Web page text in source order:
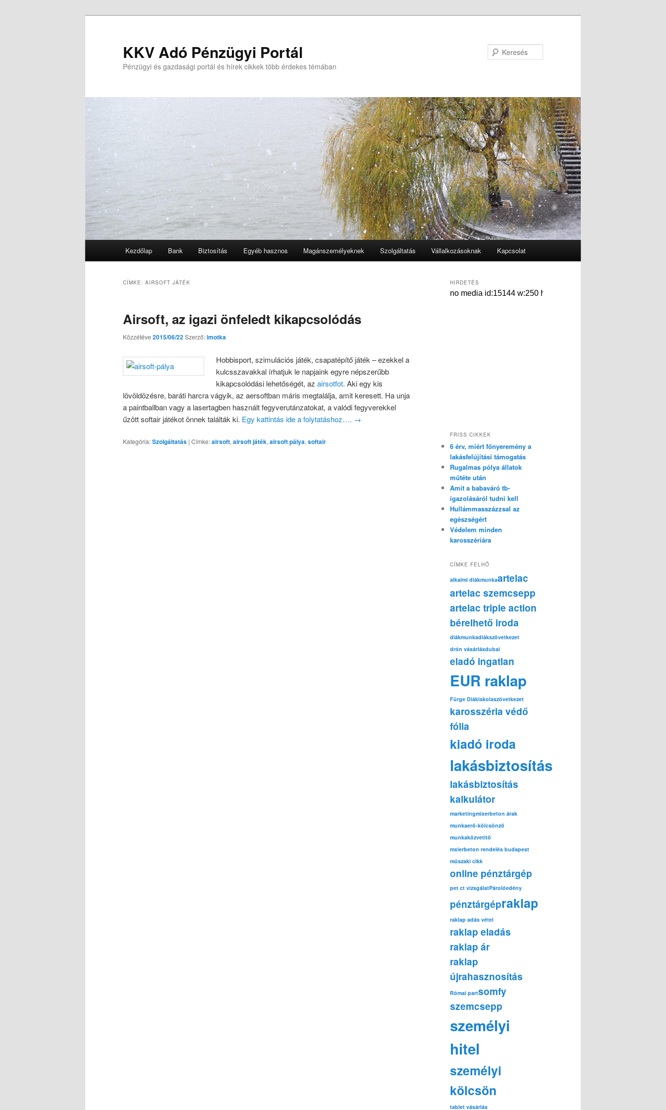
KKV Adó Pénzügyi Portál
Pénzügyi és gazdasági portál és hírek cikkek több érdekes témában
Kezdőlap Bank Biztosítás Egyéb hasznos Magánszemélyeknek Szolgáltatás Vállalkozásoknak Kapcsolat
CÍMKE: AIRSOFT JÁTÉK
Airsoft, az igazi önfeledt kikapcsolódás
Közzétéve 2015/06/22Szerző:imotka
Hobbisport, szimulációs játék, csapatépítő játék – ezekkel a
kulcsszavakkal írhatjuk le napjaink egyre népszerűbb
kikapcsolódási lehetőségét, azairsotfot. Aki egy kis
lövöldözésre, baráti harcra vágyik, az aersoftban máris megtalálja, amit keresett. Ha unja
a paintballban vagy a lasertagben használt fegyverutánzatokat, a valódi fegyverekkel
űzött softair játékot önnek találták ki. Egy kattintás ide a folytatáshoz…. →
Kategória:Szolgáltatás | Címke:airsoft, airsoft játék, airsoft pálya, softair
HIRDETÉS
FRISS CIKKEK
6 érv, miért főnyeremény a
lakásfelújítási támogatás
Rugalmas pólya állatok
műtéte után
Amit a babaváró tb-
igazolásáról tudni kell
Hullámmasszázzsal az
egészségért
Védelem minden
karosszériára
CÍMKE FELHŐ
alkalmi diákmunkaartelac
artelac szemcsepp
artelac triple action
bérelhető iroda
diákmunkadiákszövetkezet
drón vásárlásdubai
eladó ingatlan
EUR raklap
Fürge Diákiskolaszövetkezet
karosszéria védő
fólia
kiadó iroda
lakásbiztosítás
lakásbiztosítás
kalkulátor
marketingmixerbeton árak
munkaerő-kölcsönző
munkaközvetítő
mxierbeton rendelés budapest
műszaki cikk
online pénztárgép
pet ct vizsgálatPárolóedény
pénztárgépraklap
raklap adás vétel
raklap eladás
raklap ár
raklap
újrahasznosítás
Római partsomfy
szemcsepp
személyi
hitel
személyi
kölcsön
tablet vásárlás